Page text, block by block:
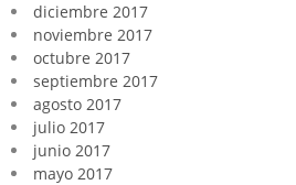
diciembre 2017
noviembre 2017
octubre 2017
septiembre 2017
agosto 2017
julio 2017
junio 2017
mayo 2017